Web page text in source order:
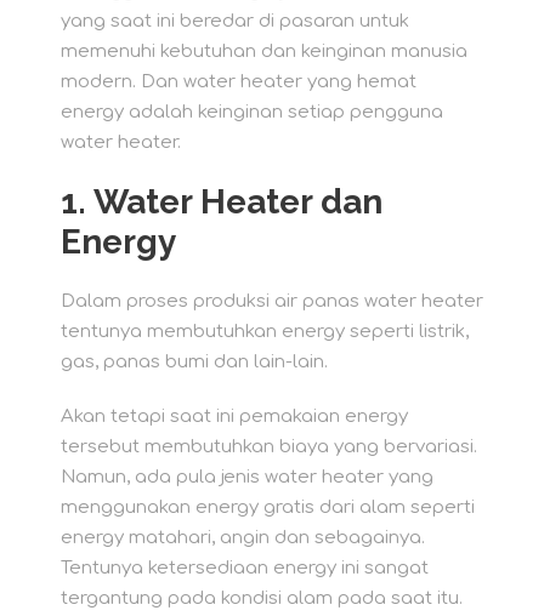
yang saat ini beredar di pasaran untuk
memenuhi kebutuhan dan keinginan manusia
modern. Dan water heater yang hemat
energy adalah keinginan setiap pengguna
water heater.
1. Water Heater dan
Energy
Dalam proses produksi air panas water heater
tentunya membutuhkan energy seperti listrik,
gas, panas bumi dan lain-lain.
Akan tetapi saat ini pemakaian energy
tersebut membutuhkan biaya yang bervariasi.
Namun, ada pula jenis water heater yang
menggunakan energy gratis dari alam seperti
energy matahari, angin dan sebagainya.
Tentunya ketersediaan energy ini sangat
tergantung pada kondisi alam pada saat itu.